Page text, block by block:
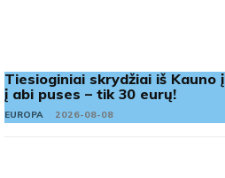
Tiesioginiai skrydžiai iš Kauno
į abi puses – tik 30 eurų!
EUROPA 2026-08-08